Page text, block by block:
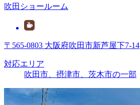
吹田ショールーム
〒565-0803 大阪府吹田市新芦屋下7-14
対応エリア
吹田市、摂津市、茨木市の一部